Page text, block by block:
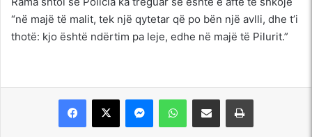
“në majë të malit, tek një qytetar që po bën një avlli, dhe t’i
thotë: kjo është ndërtim pa leje, edhe në majë të Pilurit.”